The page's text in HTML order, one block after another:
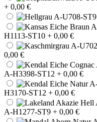
+ 0,00 €
H1113-ST10 + 0,00 €
0,00 €
A-H3398-ST12 + 0,00 €
H3170-ST12 + 0,00 €
A-H1277-ST9 + 0,00 €